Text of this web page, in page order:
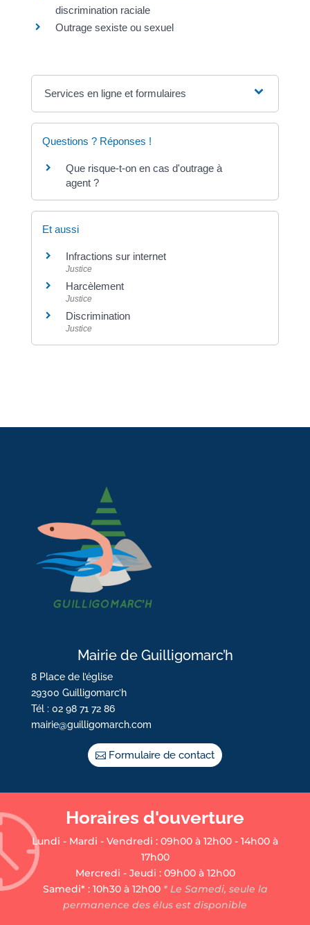
discrimination raciale
Outrage sexiste ou sexuel
Services en ligne et formulaires
Questions ? Réponses !
Que risque-t-on en cas d'outrage à
agent ?
Et aussi
Infractions sur internet
Justice
Harcèlement
Justice
Discrimination
Justice
Mairie de Guilligomarc’h
8 Place de l’église
29300 Guilligomarc’h
Tél : 02 98 71 72 86
mairie@guilligomarch.com
Formulaire de contact
Horaires d'ouverture
Lundi - Mardi - Vendredi : 09h00 à 12h00 - 14h00 à
17h00
Mercredi - Jeudi : 09h00 à 12h00
Samedi* : 10h30 à 12h00* Le Samedi, seule la
permanence des élus est disponible